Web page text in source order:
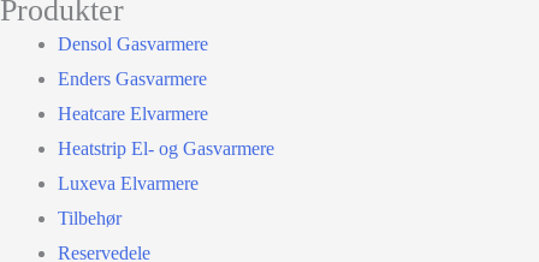
Produkter
Densol Gasvarmere
Enders Gasvarmere
Heatcare Elvarmere
Heatstrip El- og Gasvarmere
Luxeva Elvarmere
Tilbehør
Reservedele